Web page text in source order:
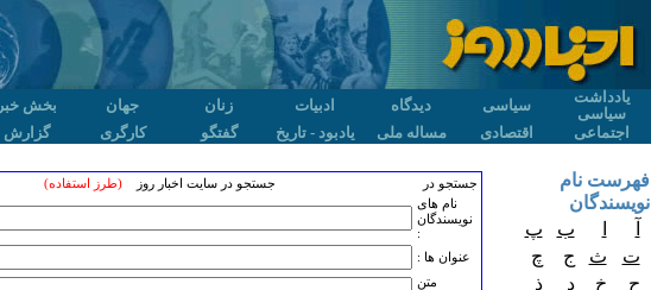
یادداشت
سیاسی
سیاسی دیدگاه ادبیات زنان جهان بخش خبر
اجتماعی
اقتصادی مساله ملی یادبود - تاریخ گفتگو کارگری گزارش
جستجو در جستجو در سایت اخبار روز(طرز استفاده)
نام های
نویسندگان
:
عنوان ها :
متن
فهرست نام
نویسندگان
ب
پ
ت
ث ج
چ
ح
خ د
ذ